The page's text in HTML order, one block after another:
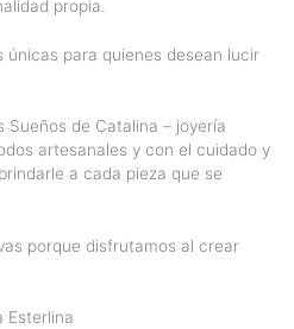
propia.
para quienes desean lucir
Sueños de Catalina – joyería
artesanales y con el cuidado y
a cada pieza que se
porque disfrutamos al crear
Esterlina